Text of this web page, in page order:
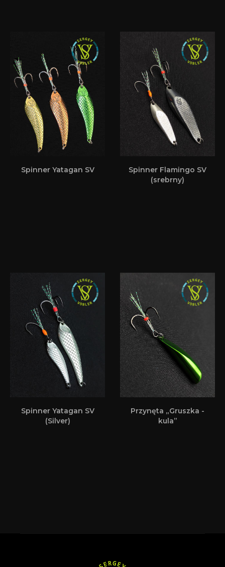
Spinner Yatagan SV
Spinner Flamingo SV
(srebrny)
Spinner Yatagan SV
(Silver)
Przynęta „Gruszka -
kula”